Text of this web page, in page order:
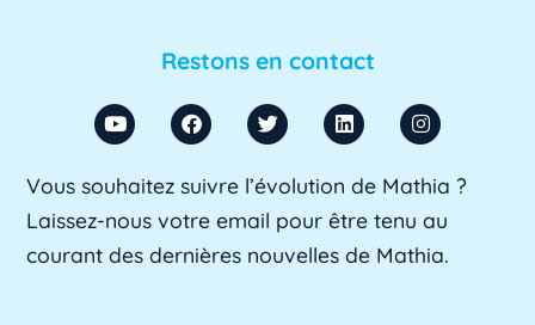
d'Université. Il s'agit d'un fonctionnaire chargé
ADA SUP
ADA SUP est l'acronyme de l'Association
professionnelle des directeurs d'achats des [...]
Restons en contact
Vous souhaitez suivre l’évolution de Mathia ?
Laissez-nous votre email pour être tenu au
courant des dernières nouvelles de Mathia.